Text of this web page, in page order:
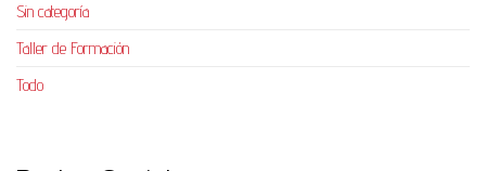
Sin categoría
Taller de Formación
Todo